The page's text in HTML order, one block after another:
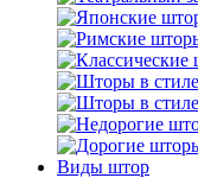
Виды штор